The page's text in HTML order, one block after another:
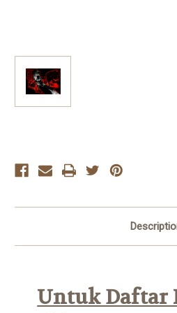
Untuk Daftar